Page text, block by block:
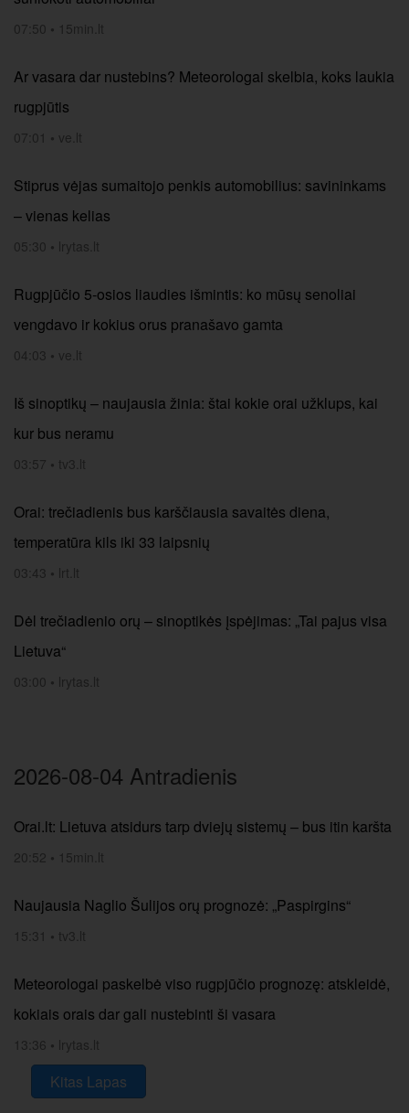
07:50 • 15min.lt
Ar vasara dar nustebins? Meteorologai skelbia, koks laukia
rugpjūtis
07:01 • ve.lt
Stiprus vėjas sumaitojo penkis automobilius: savininkams
– vienas kelias
05:30 • lrytas.lt
Rugpjūčio 5-osios liaudies išmintis: ko mūsų senoliai
vengdavo ir kokius orus pranašavo gamta
04:03 • ve.lt
Iš sinoptikų – naujausia žinia: štai kokie orai užklups, kai
kur bus neramu
03:57 • tv3.lt
Orai: trečiadienis bus karščiausia savaitės diena,
temperatūra kils iki 33 laipsnių
03:43 • lrt.lt
Dėl trečiadienio orų – sinoptikės įspėjimas: „Tai pajus visa
Lietuva“
03:00 • lrytas.lt
2026-08-04 Antradienis
Orai.lt: Lietuva atsidurs tarp dviejų sistemų – bus itin karšta
20:52 • 15min.lt
Naujausia Naglio Šulijos orų prognozė: „Paspirgins“
15:31 • tv3.lt
Meteorologai paskelbė viso rugpjūčio prognozę: atskleidė,
kokiais orais dar gali nustebinti ši vasara
13:36 • lrytas.lt
Kitas Lapas